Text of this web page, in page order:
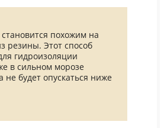
похожим на
резины. Этот способ
гидроизоляции
в сильном морозе
не будет опускаться ниже